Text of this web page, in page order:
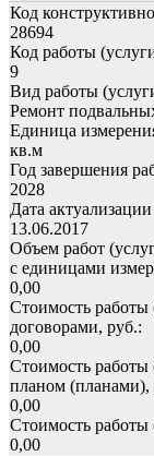
Код
28694
Код работы
9
Вид работы
Ремонт
Единица
кв.м
Год завершения
2028
Дата
13.06.2017
Объем работ
с единицами
0,00
Стоимость работы
договорами, руб.:
0,00
Стоимость работы
планом (планами),
0,00
Стоимость работы
0,00